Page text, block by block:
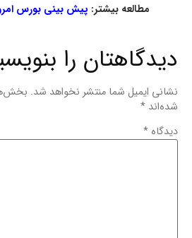
مطالعه بیشتر: پیش بینی بورس امروز
دیدگاهتان را
نشانی ایمیل شما منتشر نخواهد شد.
شده‌اند *
دیدگاه *